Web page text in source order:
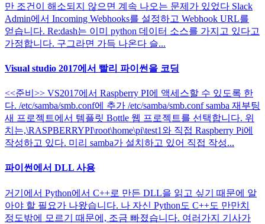
만 조건이 해소되지 않으면 계속 나오는 문제가 있었다 Slack
Admin에서 Incoming Webhooks를 설정하고 Webhook URL를
얻습니다. Re:dash는 이미 python 데이터 소스를 가지고 있다고
가정합니다. 구그라면 가득 나온다 슬...
Visual studio 2017에서 빨리 파이썬을 코딩
<<준비>> VS2017에서 Raspberry PI에 액세스할 수 있도록 한
다. /etc/samba/smb.conf에 추가 /etc/samba/smb.conf samba 재부팅
새 프로젝트에서 템플릿 Bottle 웹 프로젝트를 선택합니다. 위
치는,\RASPBERRYPI\root\home\pi\test1와 직접 Raspberry Pi에
작성하고 있다. 미리 samba가 설치하고 있어 직접 작성...
파이썬에서 DLL 사용
거기에서 Python에서 C++로 만든 DLL을 읽고 싶기 때문에 알
아야 할 필요가 나왔습니다. 나 자신 Python도 C++도 만만치
정도밖에 모르기 때문에, 조금 빠졌습니다. 여러가지 기사가